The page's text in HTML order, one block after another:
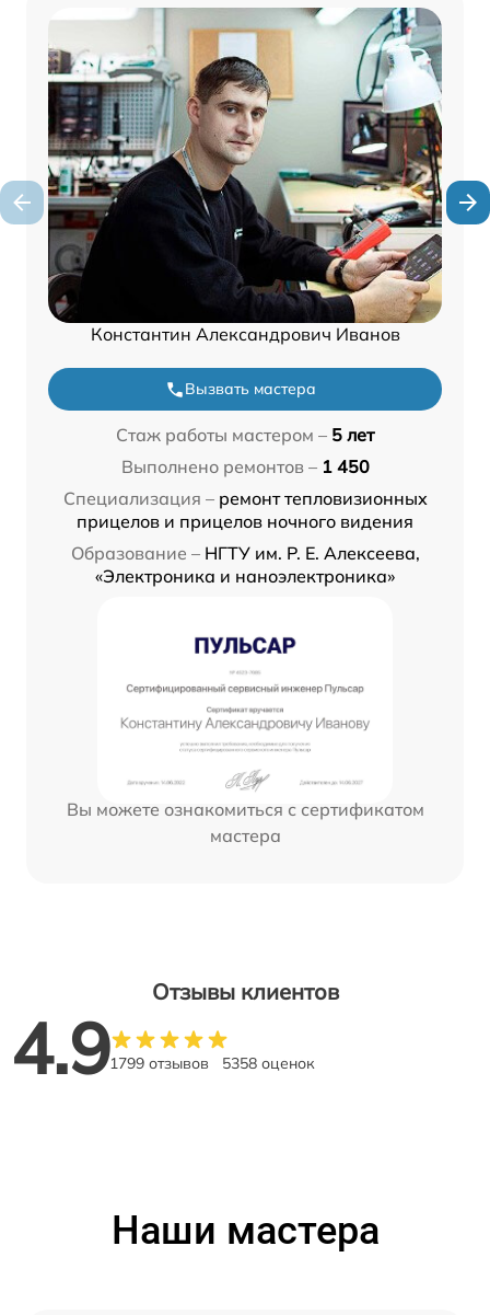
Константин Александрович Иванов
Вызвать мастера
Стаж работы мастером – 5 лет
Выполнено ремонтов – 1 450
Специализация – ремонт тепловизионных
прицелов и прицелов ночного видения
Образование – НГТУ им. Р. Е. Алексеева,
«Электроника и наноэлектроника»
Вы можете ознакомиться с сертификатом
мастера
Отзывы клиентов
4.91799 отзывов 5358 оценок
Наши мастера